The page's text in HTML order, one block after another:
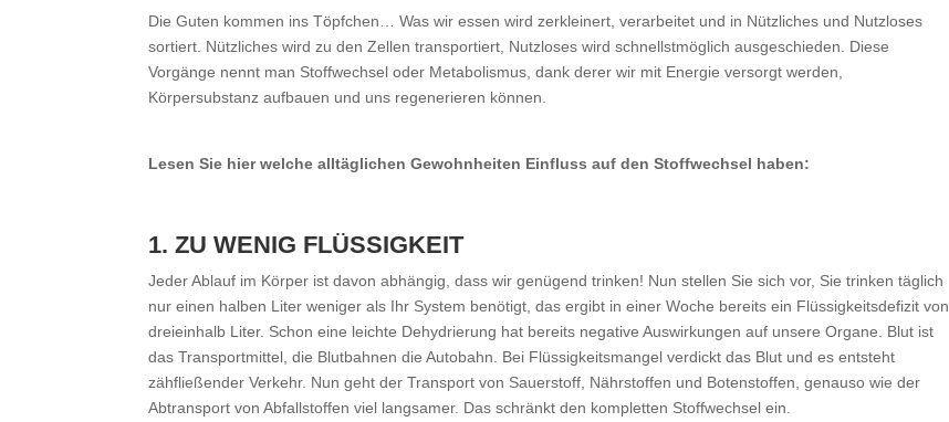
Die Guten kommen ins Töpfchen… Was wir essen wird zerkleinert, verarbeitet und in Nützliches und Nutzloses
sortiert. Nützliches wird zu den Zellen transportiert, Nutzloses wird schnellstmöglich ausgeschieden. Diese
Vorgänge nennt man Stoffwechsel oder Metabolismus, dank derer wir mit Energie versorgt werden,
Körpersubstanz aufbauen und uns regenerieren können.
Lesen Sie hier welche alltäglichen Gewohnheiten Einfluss auf den Stoffwechsel haben:
1. ZU WENIG FLÜSSIGKEIT
Jeder Ablauf im Körper ist davon abhängig, dass wir genügend trinken! Nun stellen Sie sich vor, Sie trinken täglich
nur einen halben Liter weniger als Ihr System benötigt, das ergibt in einer Woche bereits ein Flüssigkeitsdefizit von
dreieinhalb Liter. Schon eine leichte Dehydrierung hat bereits negative Auswirkungen auf unsere Organe. Blut ist
das Transportmittel, die Blutbahnen die Autobahn. Bei Flüssigkeitsmangel verdickt das Blut und es entsteht
zähfließender Verkehr. Nun geht der Transport von Sauerstoff, Nährstoffen und Botenstoffen, genauso wie der
Abtransport von Abfallstoffen viel langsamer. Das schränkt den kompletten Stoffwechsel ein.